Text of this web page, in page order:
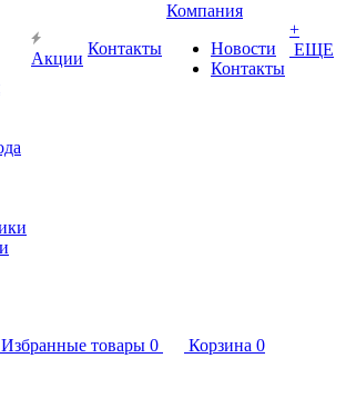
Акции
Контакты
Компания
Новости
Контакты
+
ЕЩЕ
Избранные товары 0 Корзина 0